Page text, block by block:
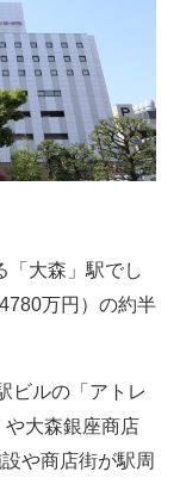
大森」駅でし
万円）の約半
ビルの「アトレ
大森銀座商店
や商店街が駅周